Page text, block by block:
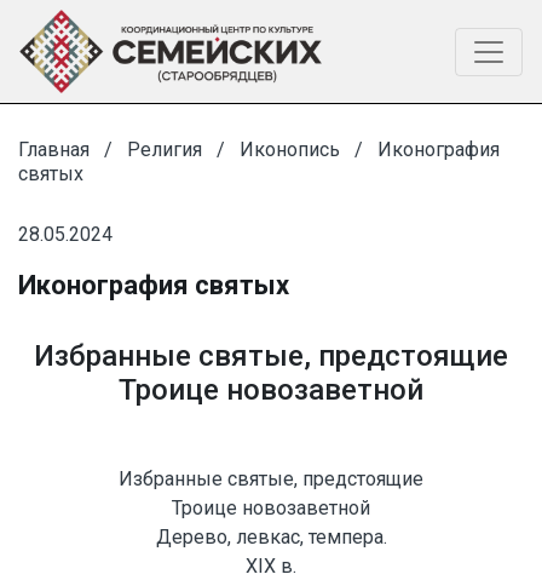
Главная Религия Иконопись
Иконография
святых
28.05.2024
Иконография святых
Избранные святые, предстоящие
Троице новозаветной
Избранные святые, предстоящие
Троице новозаветной
Дерево, левкас, темпера.
XIX в.